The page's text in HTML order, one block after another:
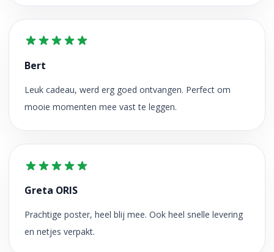
Bert
Leuk cadeau, werd erg goed ontvangen. Perfect om
mooie momenten mee vast te leggen.
Greta ORIS
Prachtige poster, heel blij mee. Ook heel snelle levering
en netjes verpakt.